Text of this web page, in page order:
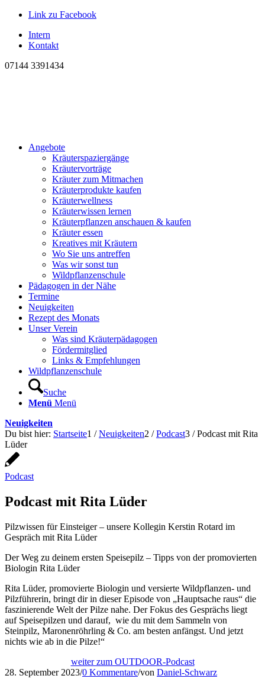
Link zu Facebook
Intern
Kontakt
07144 3391434
Angebote
Kräuterspaziergänge
Kräutervorträge
Kräuter zum Mitmachen
Kräuterprodukte kaufen
Kräuterwellness
Kräuterwissen lernen
Kräuterpflanzen anschauen & kaufen
Kräuter essen
Kreatives mit Kräutern
Wo Sie uns antreffen
Was wir sonst tun
Wildpflanzenschule
Pädagogen in der Nähe
Termine
Neuigkeiten
Rezept des Monats
Unser Verein
Was sind Kräuterpädagogen
Fördermitglied
Links & Empfehlungen
Wildpflanzenschule
Suche
Menü Menü
Neuigkeiten
Du bist hier: Startseite1 / Neuigkeiten2 / Podcast3 / Podcast mit Rita
Lüder
Podcast
Podcast mit Rita Lüder
Pilzwissen für Einsteiger – unsere Kollegin Kerstin Rotard im
Gespräch mit Rita Lüder
Der Weg zu deinem ersten Speisepilz – Tipps von der promovierten
Biologin Rita Lüder
Rita Lüder, promovierte Biologin und versierte Wildpflanzen- und
Pilzführerin, bringt dir in dieser Episode von „Hauptsache raus“ die
faszinierende Welt der Pilze nahe. Der Fokus des Gesprächs liegt
auf Speisepilzen und darauf, wie du mit dem Sammeln von
Steinpilz, Maronenröhrling & Co. am besten anfängst. Und jetzt
nichts wie ab in die Pilze!“
weiter zum OUTDOOR-Podcast
28. September 2023/0 Kommentare/von Daniel-Schwarz